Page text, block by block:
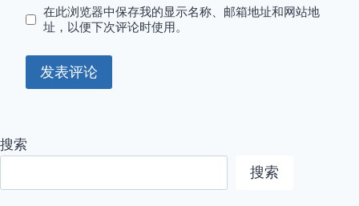
在此浏览器中保存我的显示名称、邮箱地址和网站地
址，以便下次评论时使用。
搜索
搜索